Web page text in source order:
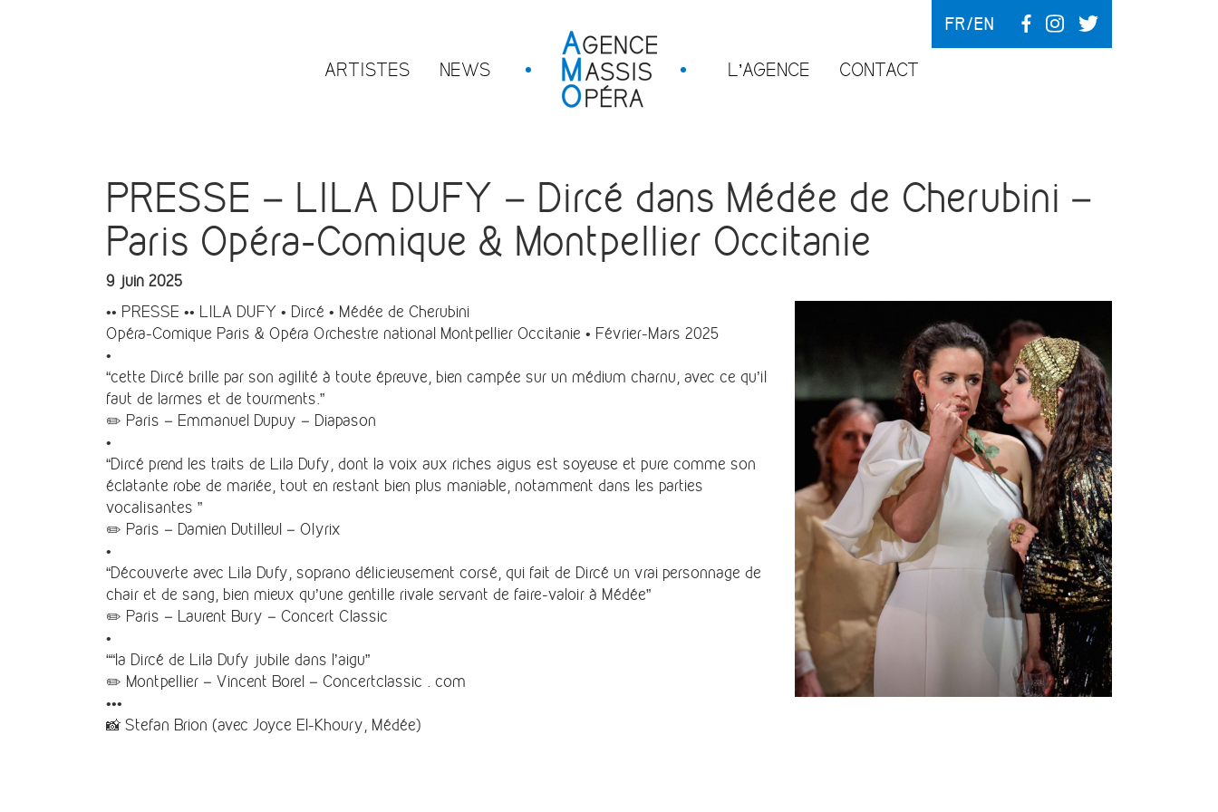
ARTISTES NEWS L’AGENCE CONTACT
FR EN
PRESSE – LILA DUFY – Dircé dans Médée de Cherubini –
Paris Opéra-Comique & Montpellier Occitanie
9 juin 2025
•• PRESSE •• LILA DUFY • Dircé • Médée de Cherubini
Opéra-Comique Paris & Opéra Orchestre national Montpellier Occitanie • Février-Mars 2025
•
“cette Dircé brille par son agilité à toute épreuve, bien campée sur un médium charnu, avec ce qu’il
faut de larmes et de tourments.”
✏️ Paris – Emmanuel Dupuy – Diapason
•
“Dircé prend les traits de Lila Dufy, dont la voix aux riches aigus est soyeuse et pure comme son
éclatante robe de mariée, tout en restant bien plus maniable, notamment dans les parties
vocalisantes ”
✏️ Paris – Damien Dutilleul – Olyrix
•
“Découverte avec Lila Dufy, soprano délicieusement corsé, qui fait de Dircé un vrai personnage de
chair et de sang, bien mieux qu’une gentille rivale servant de faire-valoir à Médée”
✏️ Paris – Laurent Bury – Concert Classic
•
““la Dircé de Lila Dufy jubile dans l’aigu”
✏️ Montpellier – Vincent Borel – Concertclassic . com
•••
📸 Stefan Brion (avec Joyce El-Khoury, Médée)